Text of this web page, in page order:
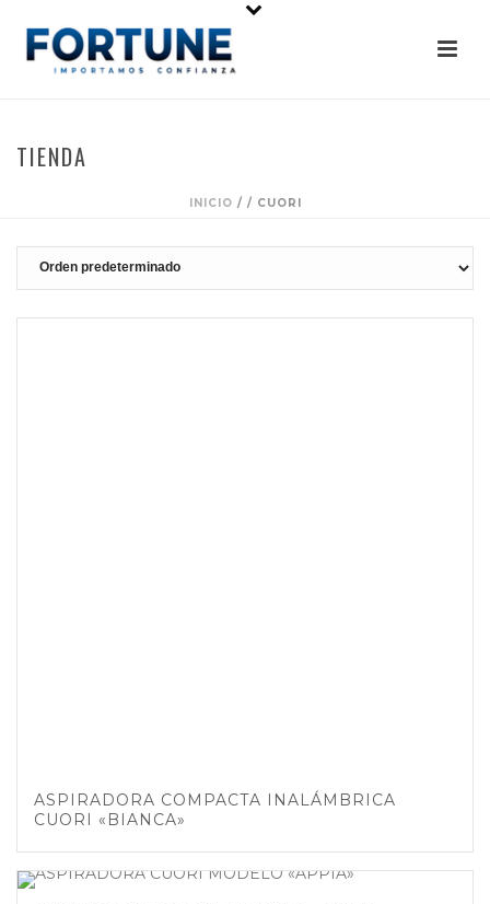
TIENDA
INICIO / / CUORI
ASPIRADORA COMPACTA INALÁMBRICA
CUORI «BIANCA»